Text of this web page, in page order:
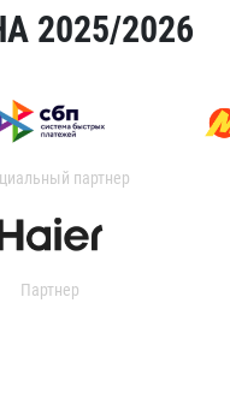
2025/2026
партнер
Партнер